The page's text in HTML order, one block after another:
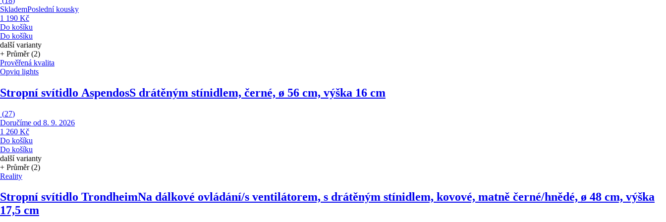
SklademPoslední kousky
1 190 Kč
Do košíku
Do košíku
další varianty
+ Průměr (2)
Prověřená kvalita
Opviq lights
Stropní svítidlo AspendosS drátěným stínidlem, černé, ø 56 cm, výška 16 cm
(27)
Doručíme od 8. 9. 2026
1 260 Kč
Do košíku
Do košíku
další varianty
+ Průměr (2)
Reality
Stropní svítidlo TrondheimNa dálkové ovládání/s ventilátorem, s drátěným stínidlem, kovové, matně černé/hnědé, ø 48 cm, výška
17,5 cm